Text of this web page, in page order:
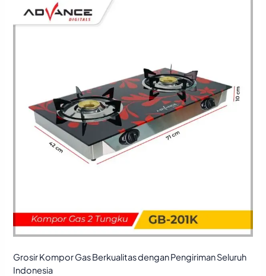
Grosir Kompor Gas Berkualitas dengan Pengiriman Seluruh
Indonesia
Kompor
Indonesia